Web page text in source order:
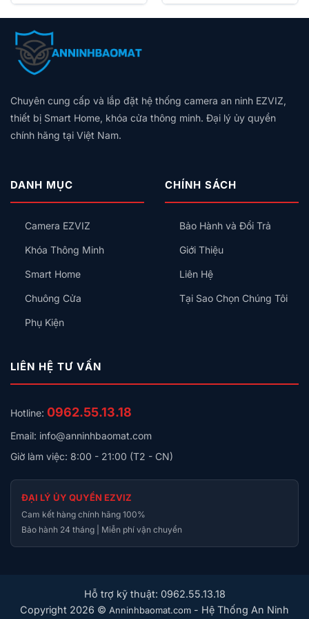
Phù hợp cho biệt thự, văn phòng cao cấp
6.990.000₫
đến
5.990.000₫. là:
3.990.000₫.
Chuyên cung cấp và lắp đặt hệ thống camera an ninh EZVIZ,
thiết bị Smart Home, khóa cửa thông minh. Đại lý ủy quyền
chính hãng tại Việt Nam.
DANH MỤC
Camera EZVIZ
Khóa Thông Minh
Smart Home
Chuông Cửa
Phụ Kiện
CHÍNH SÁCH
Bảo Hành và Đổi Trả
Giới Thiệu
Liên Hệ
Tại Sao Chọn Chúng Tôi
LIÊN HỆ TƯ VẤN
Hotline: 0962.55.13.18
Email: info@anninhbaomat.com
Giờ làm việc: 8:00 - 21:00 (T2 - CN)
ĐẠI LÝ ỦY QUYỀN EZVIZ
Cam kết hàng chính hãng 100%
Bảo hành 24 tháng | Miễn phí vận chuyển
Hỗ trợ kỹ thuật: 0962.55.13.18
Copyright 2026 © Anninhbaomat.com - Hệ Thống An Ninh